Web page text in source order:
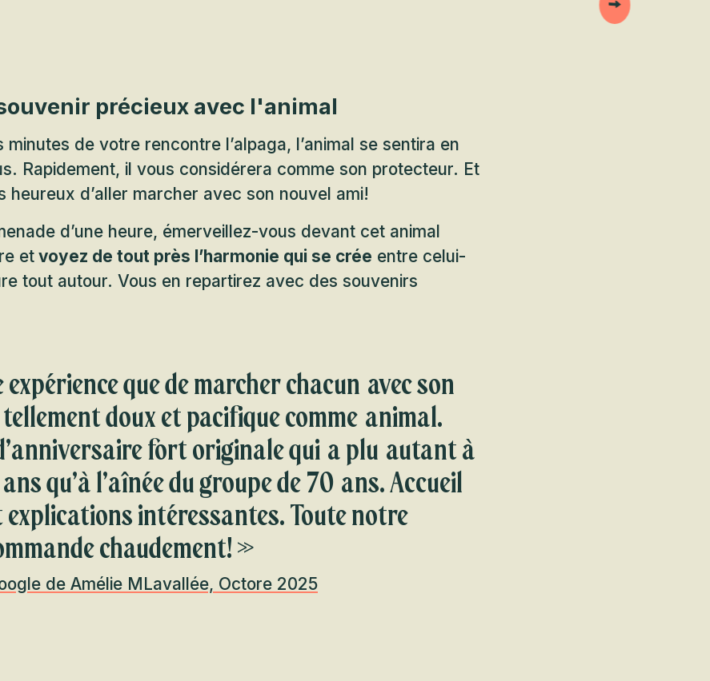
précieux avec l'animal
minutes de votre rencontre l’alpaga, l’animal se sentira en
Rapidement, il vous considérera comme son protecteur. Et
heureux d’aller marcher avec son nouvel ami!
d’une heure, émerveillez-vous devant cet animal
et voyez de tout près l’harmonie qui se crée entre celui-
tout autour. Vous en repartirez avec des souvenirs
que de marcher chacun avec son
tellement doux et pacifique comme animal.
fort originale qui a plu autant à
qu’à l’aînée du groupe de 70 ans. Accueil
explications intéressantes. Toute notre
chaudement! »
de Amélie MLavallée, Octore 2025